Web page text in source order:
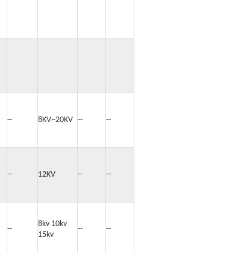
-- 8KV~20KV -- --
-- 12KV -- --
--
8kv 10kv
15kv
-- --